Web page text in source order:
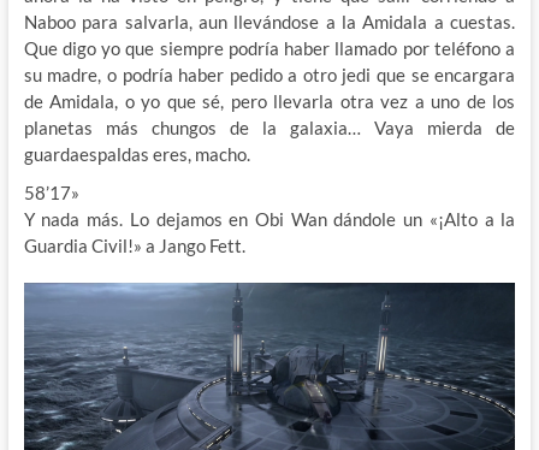
Naboo para salvarla, aun llevándose a la Amidala a cuestas.
Que digo yo que siempre podría haber llamado por teléfono a
su madre, o podría haber pedido a otro jedi que se encargara
de Amidala, o yo que sé, pero llevarla otra vez a uno de los
planetas más chungos de la galaxia… Vaya mierda de
guardaespaldas eres, macho.
58’17»
Y nada más. Lo dejamos en Obi Wan dándole un «¡Alto a la
Guardia Civil!» a Jango Fett.